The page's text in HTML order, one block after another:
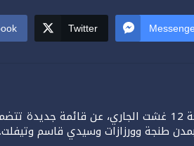
Twitter
أعلنت المديرية العامة للأمن الوطني، مساء يوم الجمعة 12 غشت
طنجة وورزازات وسيدي قاسم وتيفلت.